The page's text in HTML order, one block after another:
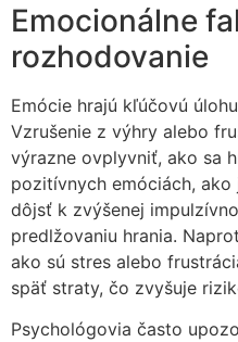
Emocionálne
rozhodovanie
Emócie hrajú kľúčovú
Vzrušenie z výhry alebo
výrazne ovplyvniť, ako sa
pozitívnych emóciách,
dôjsť k zvýšenej
predlžovaniu hrania.
ako sú stres alebo
späť straty, čo zvyšuje
Psychológovia často